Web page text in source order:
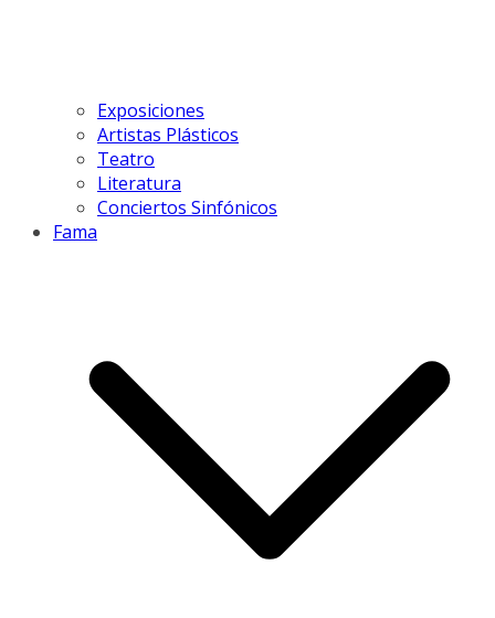
Exposiciones
Artistas Plásticos
Teatro
Literatura
Conciertos Sinfónicos
Fama